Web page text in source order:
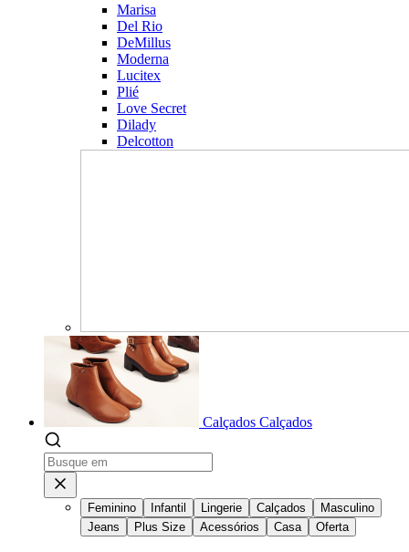
Marisa
Del Rio
DeMillus
Moderna
Lucitex
Plié
Love Secret
Dilady
Delcotton
Calçados Calçados
Feminino Infantil Lingerie Calçados
Masculino
Jeans
Plus Size Acessórios Casa Oferta